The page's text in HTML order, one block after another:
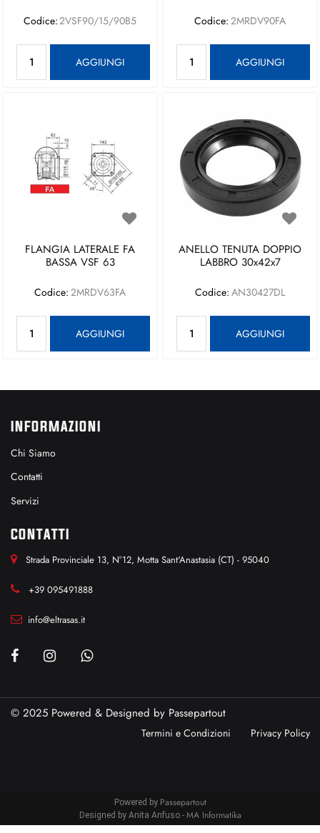
Codice:2VSF90/15/90B5
AGGIUNGI
Codice: 2MRDV90FA
AGGIUNGI
FLANGIA LATERALE FA
BASSA VSF 63
Codice: 2MRDV63FA
AGGIUNGI
ANELLO TENUTA DOPPIO
LABBRO 30x42x7
Codice: AN30427DL
AGGIUNGI
INFORMAZIONI
Chi Siamo
Contatti
Servizi
CONTATTI
Strada Provinciale 13, N°12, Motta Sant'Anastasia (CT) - 95040
+39 095491888
info@eltrasas.it
© 2025 Powered & Designed by Passepartout
Termini e Condizioni Privacy Policy
Powered by Passepartout
Designed by Anita Anfuso - MA Informatika